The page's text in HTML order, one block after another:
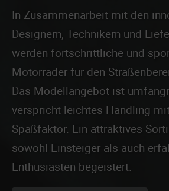
In Zusammenarbeit mit den
Designern, Technikern und
werden fortschrittliche und
Motorräder für den
Das Modellangebot ist
verspricht leichtes Handling
Spaßfaktor. Ein attraktives
sowohl Einsteiger als auch
Enthusiasten begeistert.